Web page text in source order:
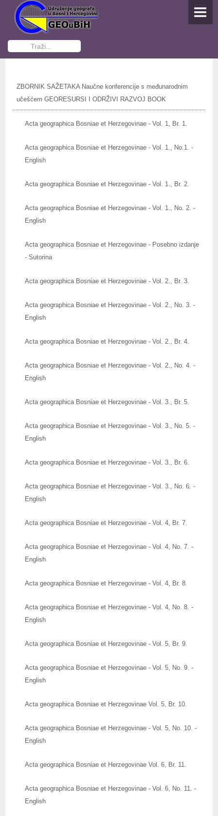
NASLOVNA
O UDRUŽENJU
Osnivanje
Funkcioneri GEOuBiH
AKTIVNOSTI
Studenti pišu
IZDAVAŠTVO
Upute autorima radova
Zbornici radova
ZNAČAJNI DATUMI
REAGOVANJA
ZBORNIK SAŽETAKA Naučne konferencije s međunarodnim
učešćem GEORESURSI I ODRŽIVI RAZVOJ BOOK
Acta geographica Bosniae et Herzegovinae - Vol. 1, Br. 1.
Acta geographica Bosniae et Herzegovinae - Vol. 1., No.1. -
English
Acta geographica Bosniae et Herzegovinae - Vol. 1., Br. 2.
Acta geographica Bosniae et Herzegovinae - Vol. 1., No. 2. -
English
Acta geographica Bosniae et Herzegovinae - Posebno izdanje
- Sutorina
Acta geographica Bosniae et Herzegovinae - Vol. 2., Br. 3.
Acta geographica Bosniae et Herzegovinae - Vol. 2., No. 3. -
English
Acta geographica Bosniae et Herzegovinae - Vol. 2., Br. 4.
Acta geographica Bosniae et Herzegovinae - Vol. 2., No. 4. -
English
Acta geographica Bosniae et Herzegovinae - Vol. 3., Br. 5.
Acta geographica Bosniae et Herzegovinae - Vol. 3., No. 5. -
English
Acta geographica Bosniae et Herzegovinae - Vol. 3., Br. 6.
Acta geographica Bosniae et Herzegovinae - Vol. 3., No. 6. -
English
Acta geographica Bosniae et Herzegovinae - Vol. 4, Br. 7.
Acta geographica Bosniae et Herzegovinae - Vol. 4, No. 7. -
English
Acta geographica Bosniae et Herzegovinae - Vol. 4, Br. 8.
Acta geographica Bosniae et Herzegovinae - Vol. 4, No. 8. -
English
Acta geographica Bosniae et Herzegovinae - Vol. 5, Br. 9.
Acta geographica Bosniae et Herzegovinae - Vol. 5, No. 9. -
English
Acta geographica Bosniae et Herzegovinae Vol. 5, Br. 10.
Acta geographica Bosniae et Herzegovinae - Vol. 5, No. 10. -
English
Acta geographica Bosniae et Herzegovinae Vol. 6, Br. 11.
Acta geographica Bosniae et Herzegovinae - Vol. 6, No. 11. -
English